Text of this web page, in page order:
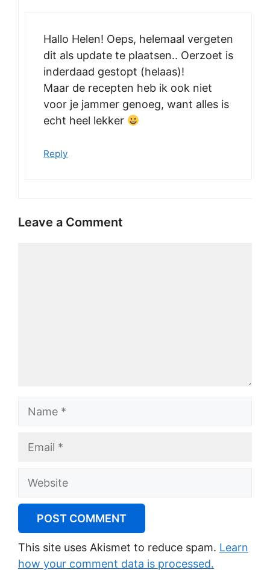
Hallo Helen! Oeps, helemaal vergeten
dit als update te plaatsen.. Oerzoet is
inderdaad gestopt (helaas)!
Maar de recepten heb ik ook niet
voor je jammer genoeg, want alles is
echt heel lekker
Reply
Leave a Comment
Website
This site uses Akismet to reduce spam. Learn
how your comment data is processed.